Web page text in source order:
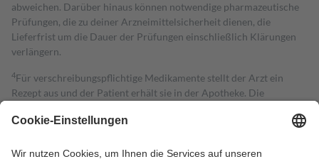
abweichen. Darüber hinaus können notwendige pharmazeutische
Prüfungen, die zu deiner Arzneimittelsicherheit dienen, die
Lieferfrist um die Dauer der Prüfungen einschließlich Klärungen
verlängern.
4Für verschreibungspflichtige Medikamente stellt der Arzt ein
Rezept aus und der Patient erhält sie in der Apotheke. Die
Kosten dafür, der Versicherte trägt einen Teil davon als Zuzahlung
Grundsätzlich leisten Mitglieder Zuzahlungen in Höhe von zehn